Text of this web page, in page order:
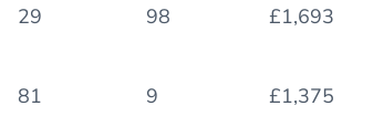
29 98 £1,693
81 9 £1,375